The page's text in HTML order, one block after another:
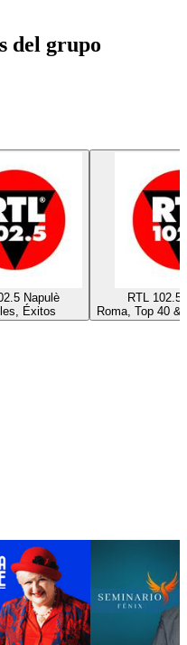
del grupo
Napulè
Éxitos
RTL 102.5
Roma, Top 40